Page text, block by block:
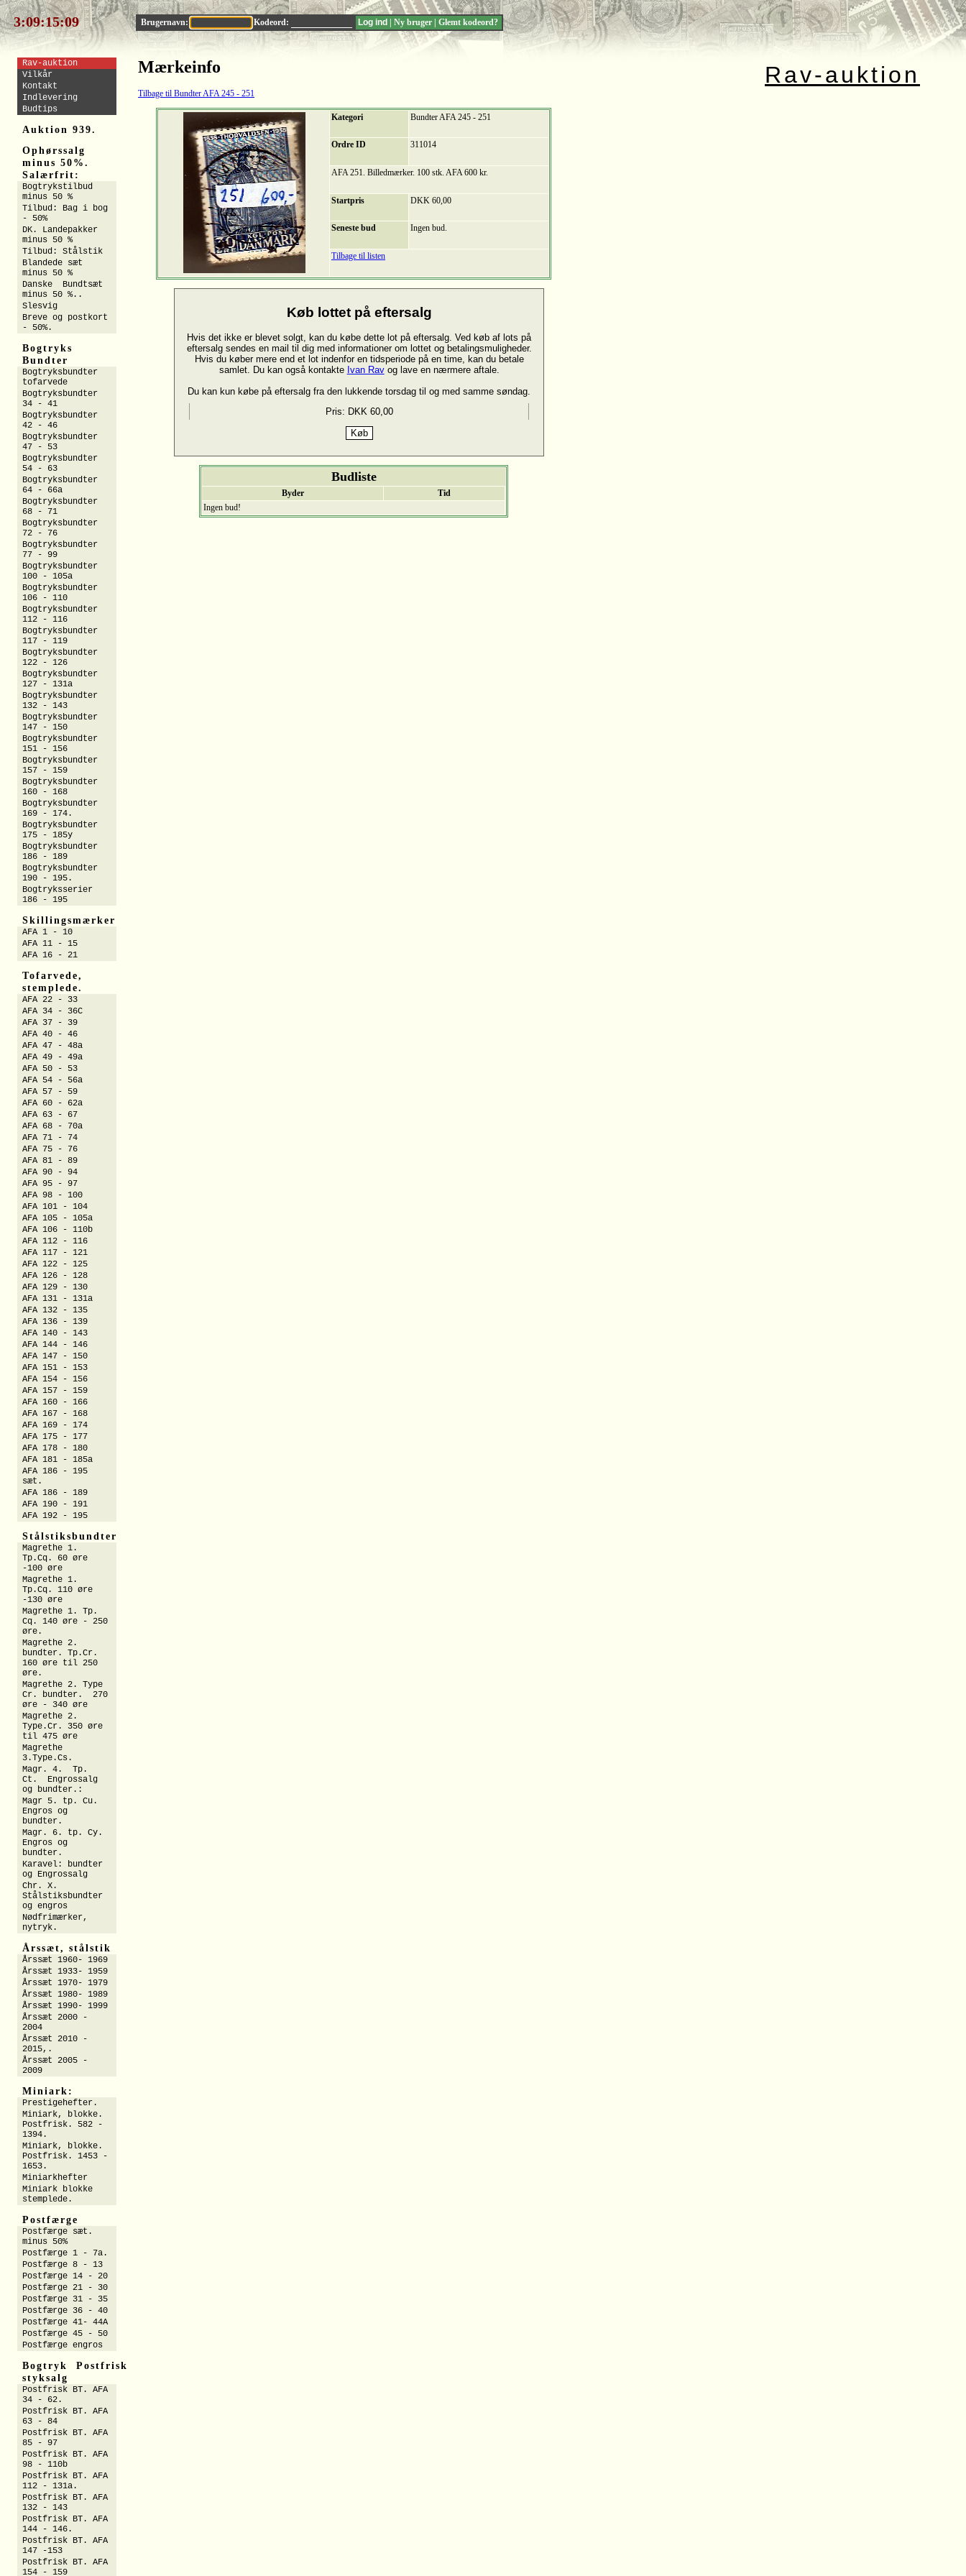
3:09:15:08 Brugernavn: Kodeord: Ny bruger Glemt kodeord?
Rav-auktion
Mærkeinfo
Tilbage til Bundter AFA 245 - 251
Kategori Bundter AFA 245 - 251
Ordre ID 311014
AFA 251. Billedmærker. 100 stk. AFA 600 kr.
Startpris DKK 60,00
Seneste bud Ingen bud.
Tilbage til listen
Køb lottet på eftersalg
Hvis det ikke er blevet solgt, kan du købe dette lot på eftersalg. Ved køb af lots på
eftersalg sendes en mail til dig med informationer om lottet og betalingsmuligheder.
Hvis du køber mere end et lot indenfor en tidsperiode på en time, kan du betale
samlet. Du kan også kontakte Ivan Ravog lave en nærmere aftale.
Du kan kun købe på eftersalg fra den lukkende torsdag til og med samme søndag.
Pris: DKK 60,00
Budliste
Byder
Tid
Ingen bud!
Rav-auktion
Vilkår
Kontakt
Indlevering
Budtips
Auktion 939.
Ophørssalg
minus 50%.
Salærfrit:
Bogtrykstilbud
minus 50 %
Tilbud: Bag i bog
- 50%
DK. Landepakker
minus 50 %
Tilbud: Stålstik
Blandede sæt
minus 50 %
Danske Bundtsæt
minus 50 %..
Slesvig
Breve og postkort
- 50%.
Bogtryks
Bundter
Bogtryksbundter
tofarvede
Bogtryksbundter
34 - 41
Bogtryksbundter
42 - 46
Bogtryksbundter
47 - 53
Bogtryksbundter
54 - 63
Bogtryksbundter
64 - 66a
Bogtryksbundter
68 - 71
Bogtryksbundter
72 - 76
Bogtryksbundter
77 - 99
Bogtryksbundter
100 - 105a
Bogtryksbundter
106 - 110
Bogtryksbundter
112 - 116
Bogtryksbundter
117 - 119
Bogtryksbundter
122 - 126
Bogtryksbundter
127 - 131a
Bogtryksbundter
132 - 143
Bogtryksbundter
147 - 150
Bogtryksbundter
151 - 156
Bogtryksbundter
157 - 159
Bogtryksbundter
160 - 168
Bogtryksbundter
169 - 174.
Bogtryksbundter
175 - 185y
Bogtryksbundter
186 - 189
Bogtryksbundter
190 - 195.
Bogtryksserier
186 - 195
Skillingsmærker
AFA 1 - 10
AFA 11 - 15
AFA 16 - 21
Tofarvede,
stemplede.
AFA 22 - 33
AFA 34 - 36C
AFA 37 - 39
AFA 40 - 46
AFA 47 - 48a
AFA 49 - 49a
AFA 50 - 53
AFA 54 - 56a
AFA 57 - 59
AFA 60 - 62a
AFA 63 - 67
AFA 68 - 70a
AFA 71 - 74
AFA 75 - 76
AFA 81 - 89
AFA 90 - 94
AFA 95 - 97
AFA 98 - 100
AFA 101 - 104
AFA 105 - 105a
AFA 106 - 110b
AFA 112 - 116
AFA 117 - 121
AFA 122 - 125
AFA 126 - 128
AFA 129 - 130
AFA 131 - 131a
AFA 132 - 135
AFA 136 - 139
AFA 140 - 143
AFA 144 - 146
AFA 147 - 150
AFA 151 - 153
AFA 154 - 156
AFA 157 - 159
AFA 160 - 166
AFA 167 - 168
AFA 169 - 174
AFA 175 - 177
AFA 178 - 180
AFA 181 - 185a
AFA 186 - 195
sæt.
AFA 186 - 189
AFA 190 - 191
AFA 192 - 195
Stålstiksbundter
Magrethe 1.
Tp.Cq. 60 øre
-100 øre
Magrethe 1.
Tp.Cq. 110 øre
-130 øre
Magrethe 1. Tp.
Cq. 140 øre - 250
øre.
Magrethe 2.
bundter. Tp.Cr.
160 øre til 250
øre.
Magrethe 2. Type
Cr. bundter. 270
øre - 340 øre
Magrethe 2.
Type.Cr. 350 øre
til 475 øre
Magrethe
3.Type.Cs.
Magr. 4. Tp.
Ct. Engrossalg
og bundter.:
Magr 5. tp. Cu.
Engros og
bundter.
Magr. 6. tp. Cy.
Engros og
bundter.
Karavel: bundter
og Engrossalg
Chr. X.
Stålstiksbundter
og engros
Nødfrimærker,
nytryk.
Årssæt, stålstik
Årssæt 1960- 1969
Årssæt 1933- 1959
Årssæt 1970- 1979
Årssæt 1980- 1989
Årssæt 1990- 1999
Årssæt 2000 -
2004
Årssæt 2010 -
2015,.
Årssæt 2005 -
2009
Miniark:
Prestigehefter.
Miniark, blokke.
Postfrisk. 582 -
1394.
Miniark, blokke.
Postfrisk. 1453 -
1653.
Miniarkhefter
Miniark blokke
stemplede.
Postfærge
Postfærge sæt.
minus 50%
Postfærge 1 - 7a.
Postfærge 8 - 13
Postfærge 14 - 20
Postfærge 21 - 30
Postfærge 31 - 35
Postfærge 36 - 40
Postfærge 41- 44A
Postfærge 45 - 50
Postfærge engros
Bogtryk Postfrisk
styksalg
Postfrisk BT. AFA
34 - 62.
Postfrisk BT. AFA
63 - 84
Postfrisk BT. AFA
85 - 97
Postfrisk BT. AFA
98 - 110b
Postfrisk BT. AFA
112 - 131a.
Postfrisk BT. AFA
132 - 143
Postfrisk BT. AFA
144 - 146.
Postfrisk BT. AFA
147 -153
Postfrisk BT. AFA
154 - 159